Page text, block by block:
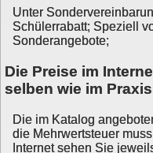
Unter
Schülerrabatt; Speziell
Sonderangebote;
Die Preise im
selben wie im
Die im Katalog
die Mehrwertsteuer
Internet sehen Sie